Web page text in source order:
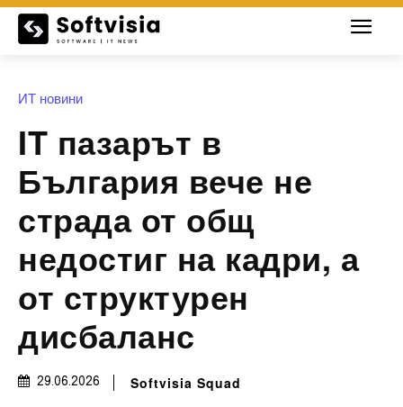
ИТ новини
IT пазарът в
България вече не
страда от общ
недостиг на кадри, а
от структурен
дисбаланс
29.06.2026 Softvisia Squad